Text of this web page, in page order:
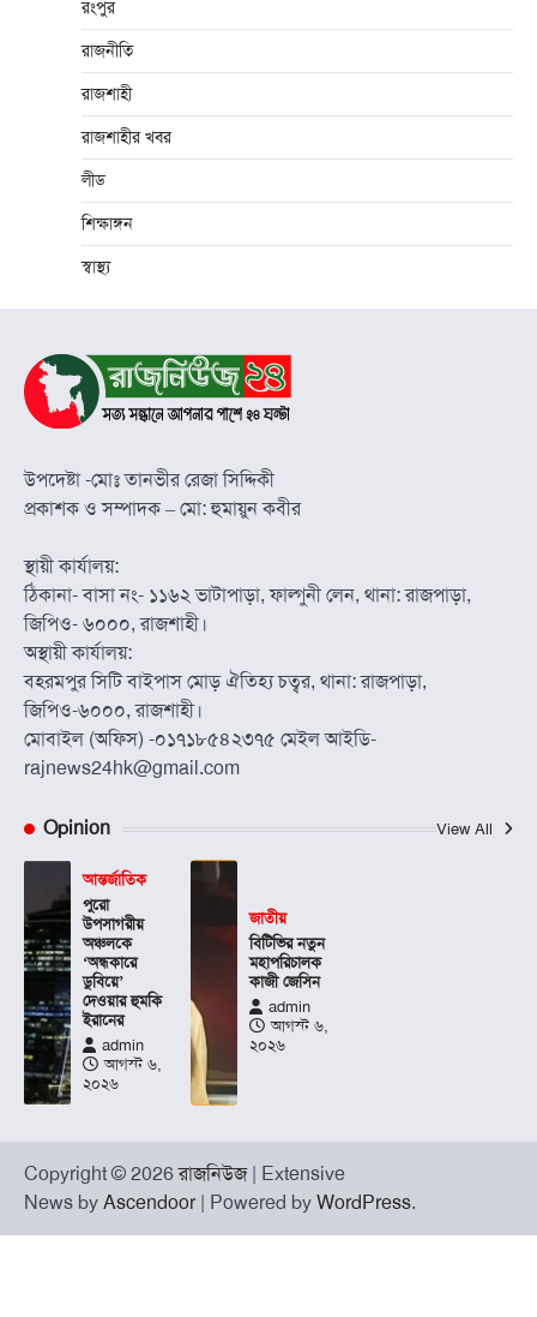
রংপুর
রাজনীতি
রাজশাহী
রাজশাহীর খবর
লীড
শিক্ষাঙ্গন
স্বাস্থ্য
উপদেষ্টা -মোঃ তানভীর রেজা সিদ্দিকী
প্রকাশক ও সম্পাদক – মো: হুমায়ুন কবীর
স্থায়ী কার্যালয়:
ঠিকানা- বাসা নং- ১১৬২ ভাটাপাড়া, ফাল্গুনী লেন, থানা: রাজপাড়া,
জিপিও- ৬০০০, রাজশাহী।
অস্থায়ী কার্যালয়:
বহরমপুর সিটি বাইপাস মোড় ঐতিহ্য চত্বর, থানা: রাজপাড়া,
জিপিও-৬০০০, রাজশাহী।
মোবাইল (অফিস) -০১৭১৮৫৪২৩৭৫ মেইল আইডি-
rajnews24hk@gmail.com
Opinion View All
আন্তর্জাতিক
পুরো
উপসাগরীয়
অঞ্চলকে
‘অন্ধকারে
ডুবিয়ে’
দেওয়ার হুমকি
ইরানের
admin
আগস্ট ৬,
২০২৬
জাতীয়
বিটিভির নতুন
মহাপরিচালক
কাজী জেসিন
admin
আগস্ট ৬,
২০২৬
Copyright © 2026রাজনিউজ| Extensive
News by Ascendoor| Powered by WordPress.